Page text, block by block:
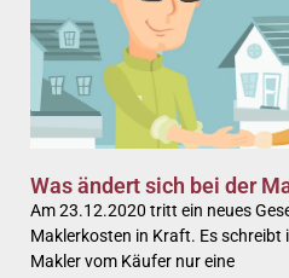
Was ändert sich bei der
Am 23.12.2020 tritt ein neues
Maklerkosten in Kraft. Es schreibt
Makler vom Käufer nur eine